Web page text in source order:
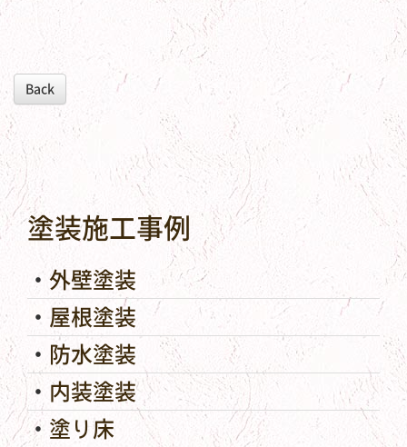
Back
塗装施工事例
外壁塗装
屋根塗装
防水塗装
内装塗装
塗り床